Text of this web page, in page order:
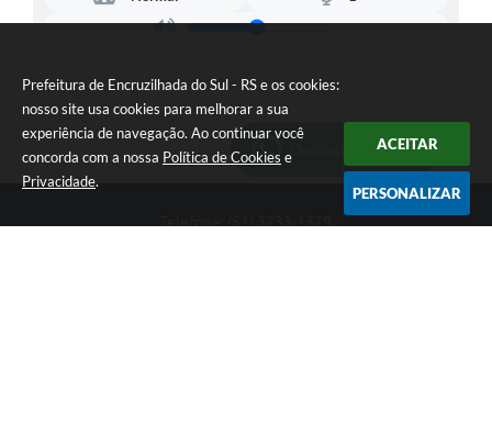
Prefeitura de Encruzilhada do Sul - RS e os cookies:
nosso site usa cookies para melhorar a sua
experiência de navegação. Ao continuar você
concorda com a nossa Política de Cookies e
Privacidade.
ACEITAR
PERSONALIZAR
Ouvidoria Municipal